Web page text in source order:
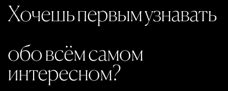
Хочешь первым узнавать
обо всём самом
интересном?